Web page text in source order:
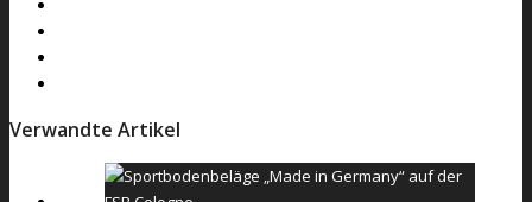
Verwandte Artikel